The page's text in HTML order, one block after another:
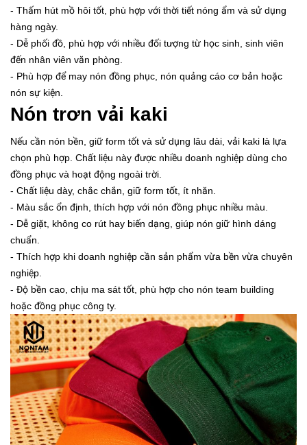
- Thấm hút mồ hôi tốt, phù hợp với thời tiết nóng ẩm và sử dụng
hàng ngày.
- Dễ phối đồ, phù hợp với nhiều đối tượng từ học sinh, sinh viên
đến nhân viên văn phòng.
- Phù hợp để may nón đồng phục, nón quảng cáo cơ bản hoặc
nón sự kiện.
Nón trơn vải kaki
Nếu cần nón bền, giữ form tốt và sử dụng lâu dài, vải kaki là lựa
chọn phù hợp. Chất liệu này được nhiều doanh nghiệp dùng cho
đồng phục và hoạt động ngoài trời.
- Chất liệu dày, chắc chắn, giữ form tốt, ít nhăn.
- Màu sắc ổn định, thích hợp với nón đồng phục nhiều màu.
- Dễ giặt, không co rút hay biến dạng, giúp nón giữ hình dáng
chuẩn.
- Thích hợp khi doanh nghiệp cần sản phẩm vừa bền vừa chuyên
nghiệp.
- Độ bền cao, chịu ma sát tốt, phù hợp cho nón team building
hoặc đồng phục công ty.